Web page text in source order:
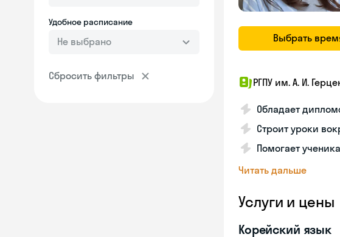
Удобное расписание
Не выбрано
Сбросить фильтры
Выбрать
РГПУ им. А. И.
Обладает
Строит уроки
Помогает
Читать дальше
Услуги и цены
Корейский язык